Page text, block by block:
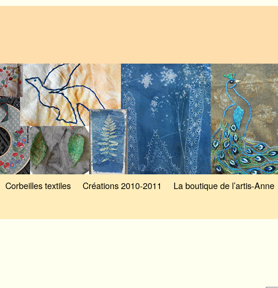
Corbeilles textiles Créations 2010-2011
La boutique de l’artis-Anne